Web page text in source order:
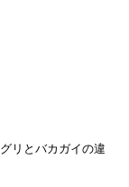
リとバカガイの違